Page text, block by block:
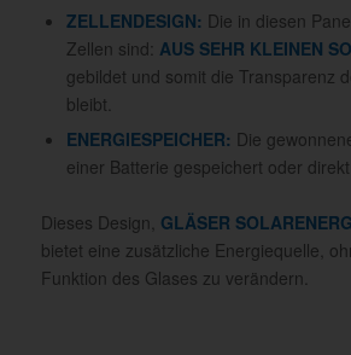
ZELLENDESIGN: Die in diesen
Zellen sind: AUS SEHR KLEINEN
gebildet und somit die Transparenz
bleibt.
ENERGIESPEICHER: Die
einer Batterie gespeichert oder
Dieses Design, GLÄSER
bietet eine zusätzliche Energiequelle,
Funktion des Glases zu verändern.